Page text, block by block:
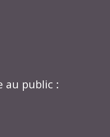
au public :